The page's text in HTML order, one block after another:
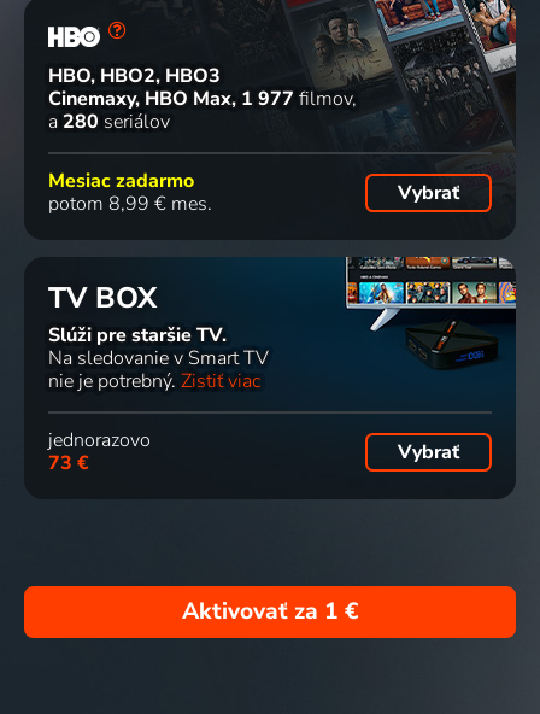
HBO, HBO2, HBO3
Cinemaxy, HBO Max 1 977 filmov
a 280 seriálov
Mesiac zadarmo
potom 8,99 € mes.
Vybrať
TV BOX
Slúži pre staršie TV.
Na sledovanie v Smart TV
nie je potrebný. Zistiť viac
jednorazovo
73 €
Vybrať
Aktivovať za 1 €